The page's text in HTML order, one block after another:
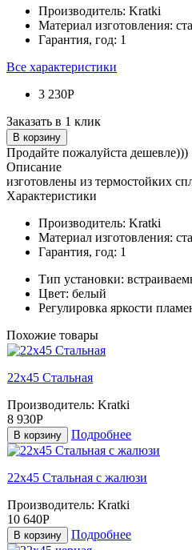
Производитель: Kratki
Материал изготовления:
Гарантия, год: 1
Все характеристики
3 230Р
Заказать в 1 клик
В корзину
Продайте пожалуйста дешевле)))
Описание
изготовлены из термостойких
Характеристики
Производитель: Kratki
Материал изготовления:
Гарантия, год: 1
Тип установки:
Цвет: белый
Регулировка яркости
Похожие товары
22х45 Стальная
Производитель: Kratki
8 930Р
В корзину Подробнее
22х45 Стальная с жалюзи
Производитель: Kratki
10 640Р
В корзину Подробнее